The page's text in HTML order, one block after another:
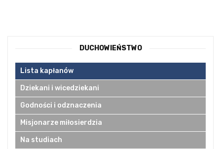
DUCHOWIEŃSTWO
Lista kapłanów
Dziekani i wicedziekani
Godności i odznaczenia
Misjonarze miłosierdzia
Na studiach